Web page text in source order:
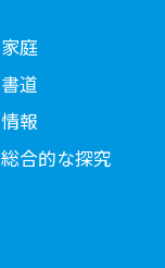
家庭
書道
情報
総合的な探究